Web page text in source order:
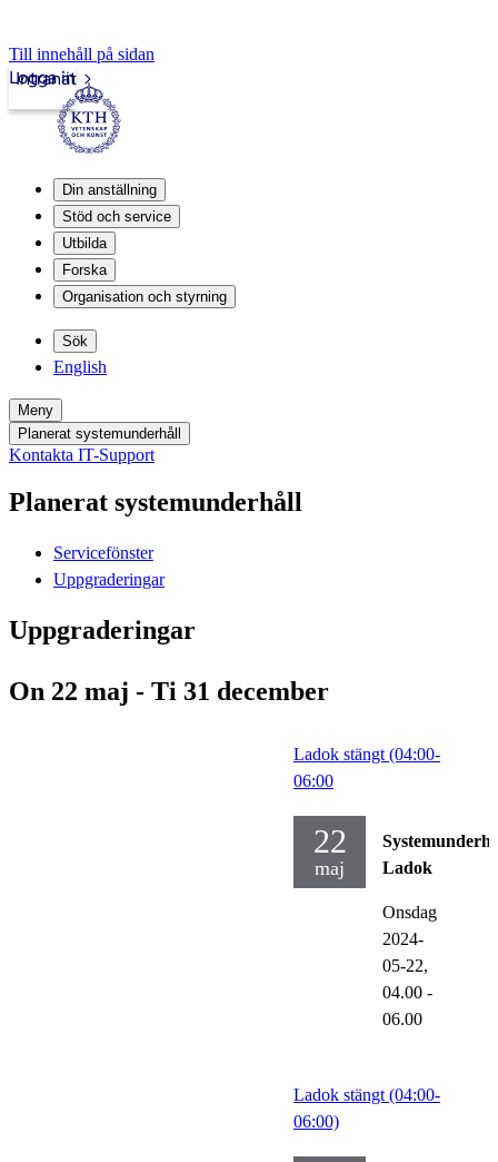
Till innehåll på sidan
Intranät
Logga in
Din anställning
Stöd och service
Utbilda
Forska
Organisation och styrning
Sök
English
Meny
Planerat systemunderhåll
Kontakta IT-Support
Planerat systemunderhåll
Servicefönster
Uppgraderingar
Uppgraderingar
On 22 maj - Ti 31 december
Ladok stängt (04:00-
06:00
22
maj
Ladok
Onsdag
2024-
05-22,
04.00 -
06.00
Ladok stängt (04:00-
06:00)